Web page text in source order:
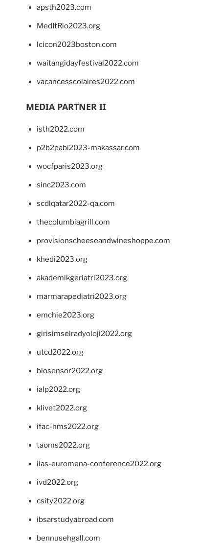
apsth2023.com
MedItRio2023.org
lcicon2023boston.com
waitangidayfestival2022.com
vacancesscolaires2022.com
MEDIA PARTNER II
isth2022.com
p2b2pabi2023-makassar.com
wocfparis2023.org
sinc2023.com
scdlqatar2022-qa.com
thecolumbiagrill.com
provisionscheeseandwineshoppe.com
khedi2023.org
akademikgeriatri2023.org
marmarapediatri2023.org
emchie2023.org
girisimselradyoloji2022.org
utcd2022.org
biosensor2022.org
ialp2022.org
klivet2022.org
ifac-hms2022.org
taoms2022.org
iias-euromena-conference2022.org
ivd2022.org
csity2022.org
ibsarstudyabroad.com
bennusehgall.com